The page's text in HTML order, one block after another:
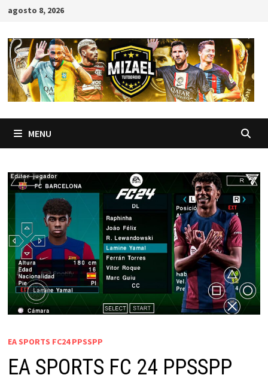
Skip
content
agosto 8, 2026
MENU
EA SPORTS FC24 PPSSPP
EA SPORTS FC 24 PPSSPP